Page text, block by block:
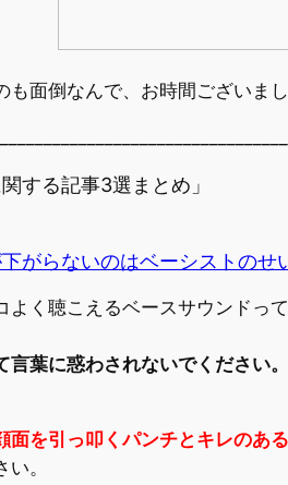
も面倒なんで、お時間ございま
する記事3選まとめ」
がらないのはベーシストのせ
よく聴こえるベースサウンドっ
言葉に惑わされないでください。
面を引っ叩くパンチとキレのあ
。